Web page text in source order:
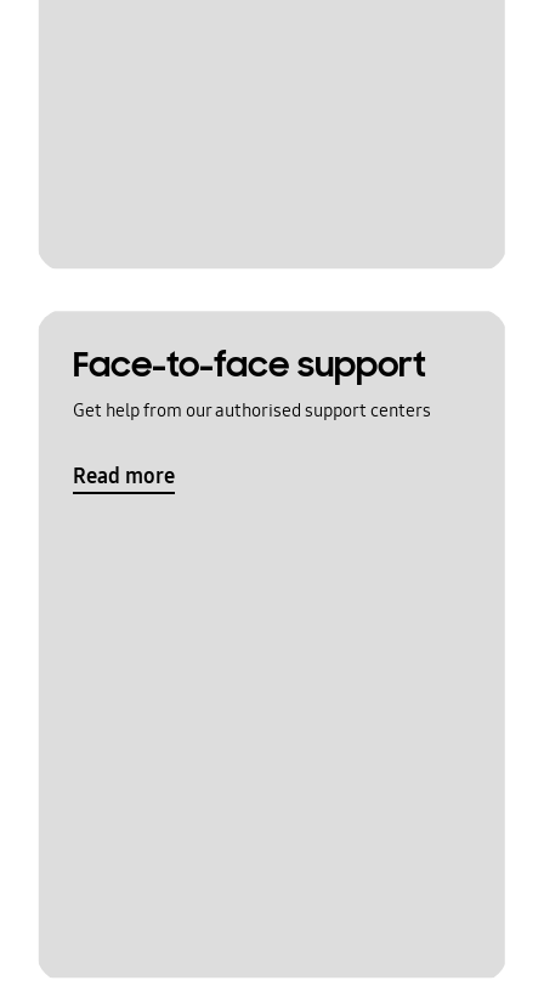
Face-to-face support
Get help from our authorised support centers
Read more